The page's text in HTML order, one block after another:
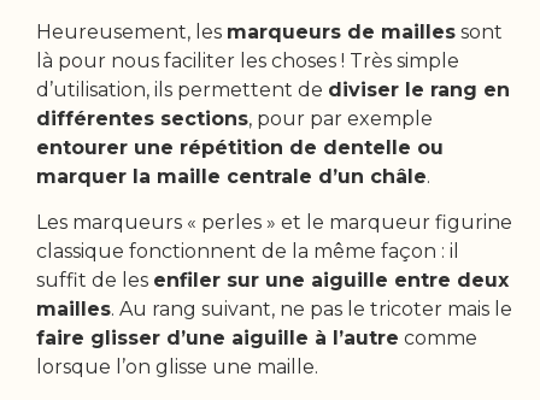
Heureusement, les marqueurs de mailles sont
là pour nous faciliter les choses ! Très simple
d’utilisation, ils permettent de diviser le rang en
différentes sections, pour par exemple
entourer une répétition de dentelle ou
marquer la maille centrale d’un châle.
Les marqueurs « perles » et le marqueur figurine
classique fonctionnent de la même façon : il
suffit de les enfiler sur une aiguille entre deux
mailles. Au rang suivant, ne pas le tricoter mais le
faire glisser d’une aiguille à l’autre comme
lorsque l’on glisse une maille.